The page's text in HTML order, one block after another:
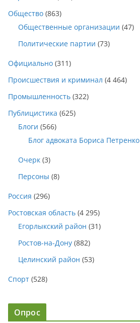
Общество (863)
Общественные организации (47)
Политические партии (73)
Официально (311)
Происшествия и криминал (4 464)
Промышленность (322)
Публицистика (625)
Блоги (566)
Блог адвоката Бориса Петренко
Очерк (3)
Персоны (8)
Россия (296)
Ростовская область (4 295)
Егорлыкский район (31)
Ростов-на-Дону (882)
Целинский район (53)
Спорт (528)
Опрос